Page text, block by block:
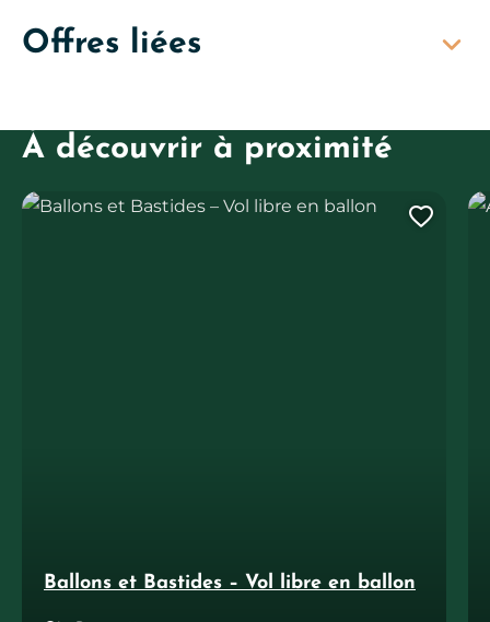
Offres liées
À découvrir à proximité
Ballons et Bastides – Vol libre en ballon
Ballons et Bastides – Vol libre en ballon